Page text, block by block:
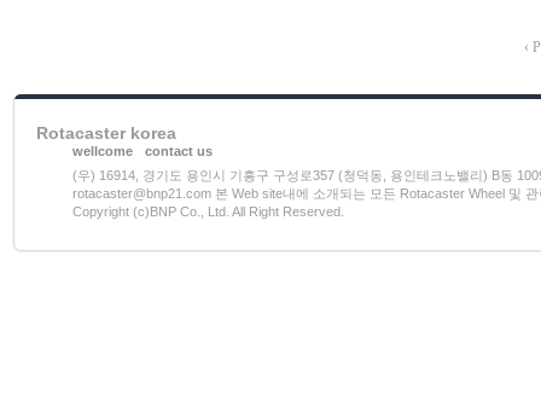
‹
Rotacaster korea
wellcome
contact us
(우) 16914, 경기도 용인시 기흥구 구성로357 (청덕동, 용인테크노밸리) B동
rotacaster@bnp21.com 본 Web site내에 소개되는 모든 Rotacaster Wheel 및
Copyright (c)BNP Co., Ltd. All Right Reserved.